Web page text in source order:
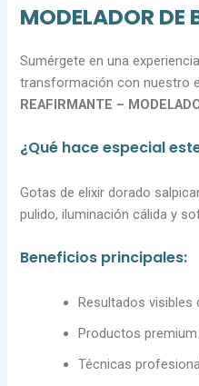
MODELADOR DE
Sumérgete en una
transformación con nuestro
REAFIRMANTE –
¿Qué hace especial
Gotas de elixir dorado
pulido, iluminación cálida y
Beneficios principales:
Resultados visibles
Productos
Técnicas